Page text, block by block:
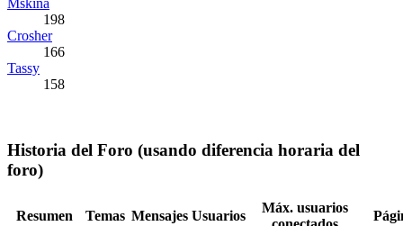
Mskina
198
Crosher
166
Tassy
158
Historia del Foro (usando diferencia horaria del
foro)
Resumen
Temas Mensajes Usuarios
Máx. usuarios